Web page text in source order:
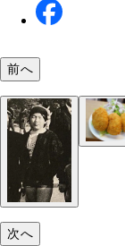
東京・
梅津さ
8）。
「蔦八
ンは現
コの字
ん
前へ
次へ